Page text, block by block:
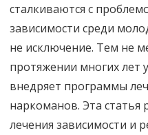
сталкиваются с
зависимости среди
не исключение. Тем не
протяжении многих лет
внедряет программы
наркоманов. Эта статья
лечения зависимости и